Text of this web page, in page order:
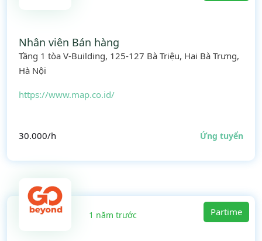
Nhân viên Bán hàng
Tầng 1 tòa V-Building, 125-127 Bà Triệu, Hai Bà Trưng,
Hà Nội
https://www.map.co.id/
30.000/h Ứng tuyển
1 năm trước Partime